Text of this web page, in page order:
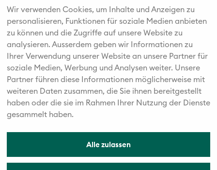
Wir verwenden Cookies, um Inhalte und Anzeigen zu
personalisieren, Funktionen für soziale Medien anbieten
zu können und die Zugriffe auf unsere Website zu
analysieren. Außerdem geben wir Informationen zu
Ihrer Verwendung unserer Website an unsere Partner für
soziale Medien, Werbung und Analysen weiter. Unsere
Partner führen diese Informationen möglicherweise mit
weiteren Daten zusammen, die Sie ihnen bereitgestellt
haben oder die sie im Rahmen Ihrer Nutzung der Dienste
gesammelt haben.
Alle zulassen